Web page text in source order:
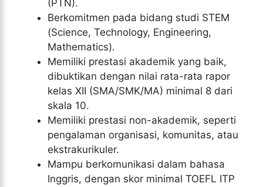
(PTN).
Berkomitmen pada bidang studi STEM
(Science, Technology, Engineering,
Mathematics).
Memiliki prestasi akademik yang baik,
dibuktikan dengan nilai rata-rata rapor
kelas XII (SMA/SMK/MA) minimal 8 dari
skala 10.
Memiliki prestasi non-akademik, seperti
pengalaman organisasi, komunitas, atau
ekstrakurikuler.
Mampu berkomunikasi dalam bahasa
Inggris, dengan skor minimal TOEFL ITP